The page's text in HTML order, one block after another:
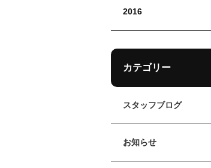
2016
カテゴリー
スタッフブログ
お知らせ